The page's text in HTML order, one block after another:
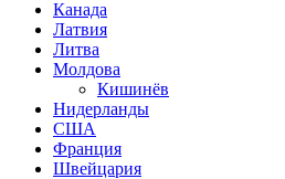
Канада
Латвия
Литва
Молдова
Кишинёв
Нидерланды
США
Франция
Швейцария